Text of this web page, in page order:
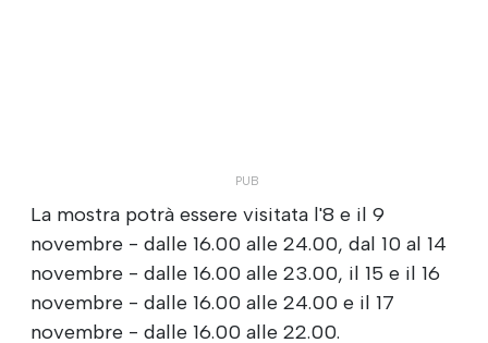
La mostra potrà essere visitata l'8 e il 9
novembre - dalle 16.00 alle 24.00, dal 10 al 14
novembre - dalle 16.00 alle 23.00, il 15 e il 16
novembre - dalle 16.00 alle 24.00 e il 17
novembre - dalle 16.00 alle 22.00.